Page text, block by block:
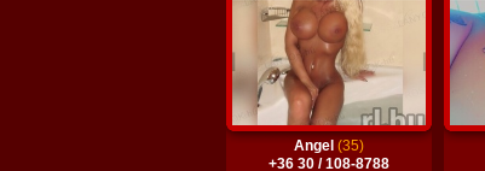
Angel (35)
+36 30 / 108-8788